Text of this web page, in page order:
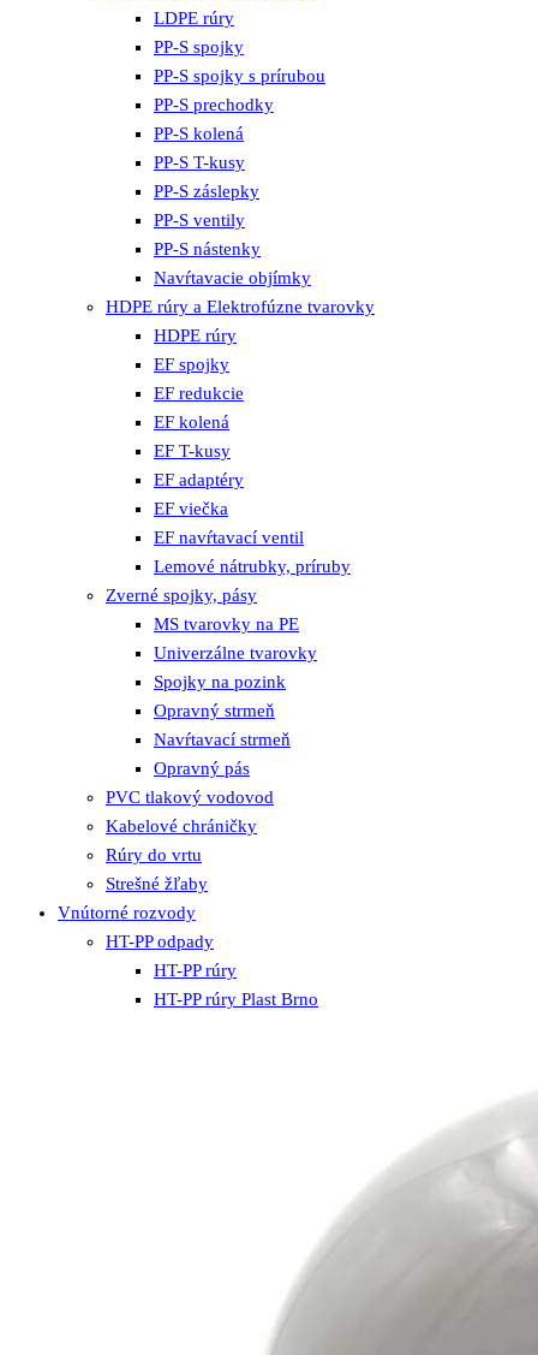
LDPE rúry
PP-S spojky
PP-S spojky s prírubou
PP-S prechodky
PP-S kolená
PP-S T-kusy
PP-S záslepky
PP-S ventily
PP-S nástenky
Navŕtavacie objímky
HDPE rúry a Elektrofúzne tvarovky
HDPE rúry
EF spojky
EF redukcie
EF kolená
EF T-kusy
EF adaptéry
EF viečka
EF navŕtavací ventil
Lemové nátrubky, príruby
Zverné spojky, pásy
MS tvarovky na PE
Univerzálne tvarovky
Spojky na pozink
Opravný strmeň
Navŕtavací strmeň
Opravný pás
PVC tlakový vodovod
Kabelové chráničky
Rúry do vrtu
Strešné žľaby
Vnútorné rozvody
HT-PP odpady
HT-PP rúry
HT-PP rúry Plast Brno